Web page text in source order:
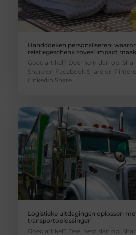
Handdoeken personaliseren:
relatiegeschenk zoveel impact
Goed artikel? Deel hem dan op:
Share on Facebook Share on
LinkedIn Share
Logistieke uitdagingen oplossen
transportoplossingen
Goed artikel? Deel hem dan op: